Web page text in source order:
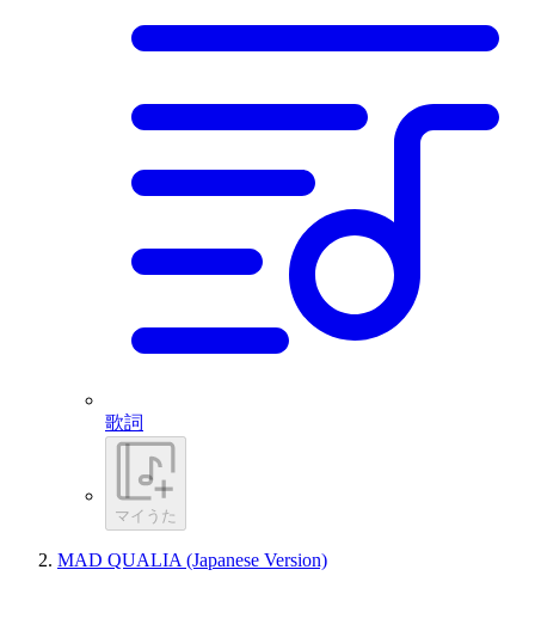
歌詞
マイうた
MAD QUALIA (Japanese Version)